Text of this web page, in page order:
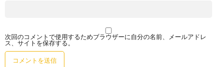
次回のコメントで使用するためブラウザーに自分の名前、メールアドレ
ス、サイトを保存する。